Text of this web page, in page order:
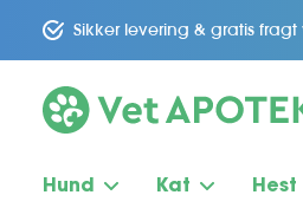
Sikker levering & gratis
Hund Kat Hest